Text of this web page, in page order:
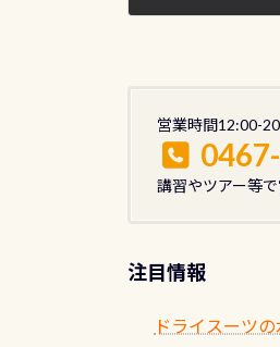
営業時間12:00-
講習やツアー等
注目情報
ドライスーツ